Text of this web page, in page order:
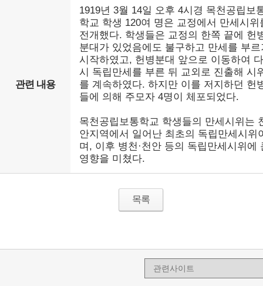
관련 내용
1919년 3월 14일 오후 4시경 목천공립보
학교 학생 120여 명은 교정에서 만세시위
전개했다. 학생들은 교정의 한쪽 끝에 헌
분대가 있었음에도 불구하고 만세를 부르
시작하였고, 헌병분대 앞으로 이동하여 다
시 독립만세를 부른 뒤 교외로 진출해 시
를 계속하였다. 하지만 이를 저지하던 헌
들에 의해 주모자 4명이 체포되었다.
목천공립보통학교 학생들의 만세시위는
안지역에서 일어난 최초의 독립만세시위
며, 이후 병천·천안 등의 독립만세시위에
영향을 미쳤다.
목록